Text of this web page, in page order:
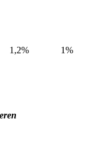
1,2% 1%